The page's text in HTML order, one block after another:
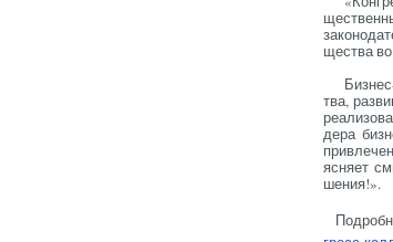
щес­тва
тва,
де­ра
яс­ня­ет
шения!».